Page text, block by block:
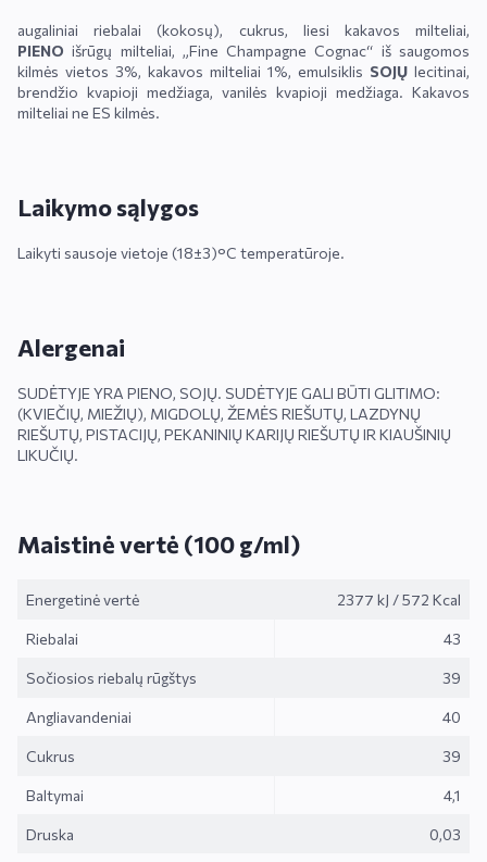
augaliniai riebalai (kokosų), cukrus, liesi kakavos milteliai,
PIENOišrūgų milteliai, „Fine Champagne Cognac“ iš saugomos
kilmės vietos 3%, kakavos milteliai 1%, emulsiklis SOJŲ lecitinai,
brendžio kvapioji medžiaga, vanilės kvapioji medžiaga. Kakavos
milteliai ne ES kilmės.
Laikymo sąlygos
Laikyti sausoje vietoje (18±3)°C temperatūroje.
Alergenai
SUDĖTYJE YRA PIENO, SOJŲ. SUDĖTYJE GALI BŪTI GLITIMO:
(KVIEČIŲ, MIEŽIŲ), MIGDOLŲ, ŽEMĖS RIEŠUTŲ, LAZDYNŲ
RIEŠUTŲ, PISTACIJŲ, PEKANINIŲ KARIJŲ RIEŠUTŲ IR KIAUŠINIŲ
LIKUČIŲ.
Maistinė vertė (100 g/ml)
Energetinė vertė 2377 kJ /572 Kcal
Riebalai 43
Sočiosios riebalų rūgštys 39
Angliavandeniai 40
Cukrus 39
Baltymai 4,1
Druska 0,03